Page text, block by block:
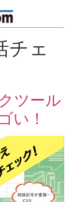
チェ
ツール
い！